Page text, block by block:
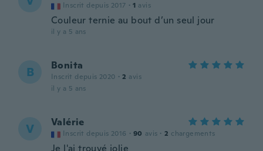
Inscrit depuis 2017 · 1 avis
Couleur ternie au bout d’un seul jour
il y a 5 ans
B Bonita
Inscrit depuis 2020 · 2 avis
il y a 5 ans
V Valérie
Inscrit depuis 2016 · 90 avis · 2 chargements
Je l'ai trouvé jolie